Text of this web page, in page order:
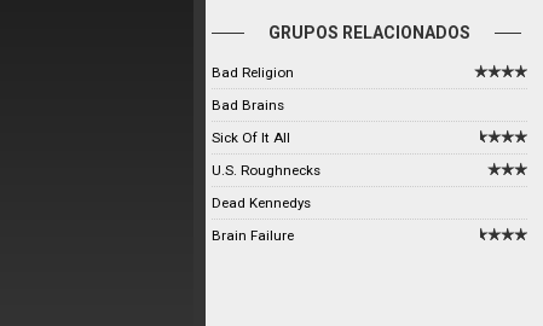
GRUPOS RELACIONADOS
Bad Religion
Bad Brains
Sick Of It All
U.S. Roughnecks
Dead Kennedys
Brain Failure